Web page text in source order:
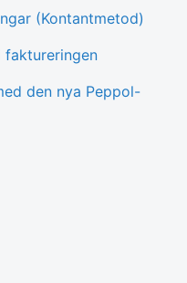
(Kontantmetod)
faktureringen
den nya Peppol-